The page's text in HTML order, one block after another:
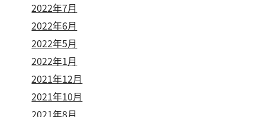
2022年7月
2022年6月
2022年5月
2022年1月
2021年12月
2021年10月